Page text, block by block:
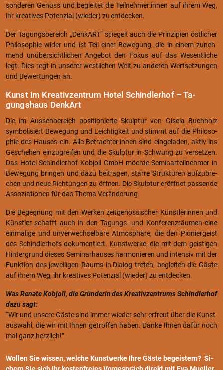
son­de­ren Ge­nuss und be­glei­tet die Teil­neh­mer:innen auf ihrem Weg,
ihr krea­ti­ves Po­ten­zi­al (wie­der) zu ent­de­cken.
Der Ta­gungs­be­reich „Den­kART“ spie­gelt auch die Prin­zi­pi­en öst­li­cher
Phi­lo­so­phie wider und ist Teil einer Be­we­gung, die in einem zu­neh­
mend un­über­sicht­li­chen An­ge­bot den Fokus auf das We­sent­li­che
legt. Dies regt in un­se­rer west­li­chen Welt zu an­de­ren Wert­set­zun­gen
und Be­wer­tun­gen an.
Kunst im Krea­tiv­zen­trum Hotel Schind­ler­hof – Ta­
gungs­haus Den­kArt
Die im Aus­sen­be­reich po­si­tio­nier­te Skulp­tur von Gi­se­la Buch­holz
sym­bo­li­siert Be­we­gung und Leich­tig­keit und stimmt auf die Phi­lo­so­
phie des Hau­ses ein. Alle Be­trach­ter:innen sind ein­ge­la­den, aktiv ins
Ge­sche­hen ein­zu­grei­fen und die Skulp­tur in Schwung zu ver­set­zen.
Das Hotel Schind­ler­hof Kob­joll GmbH möch­te Se­mi­nar­teil­neh­mer in
Be­we­gung brin­gen und dazu bei­tra­gen, star­re Struk­tu­ren auf­zu­bre­
chen und neue Rich­tun­gen zu öff­nen. Die Skulp­tur er­öff­net pas­sen­de
As­so­zia­tio­nen für das Thema Ver­än­de­rung.
Die Be­geg­nung mit den Wer­ken zeit­ge­nös­si­scher Künst­le­rin­nen und
Künst­ler schafft auch in den Ta­gungs- und Kon­fe­renz­räu­men eine
ein­ma­li­ge und un­ver­wech­sel­ba­re At­mo­sphä­re, die den Pio­nier­geist
des Schind­ler­hofs do­ku­men­tiert. Kunst­wer­ke, die mit dem geis­ti­gen
Hin­ter­grund die­ses Se­mi­nar­hau­ses har­mo­nie­ren und in­ten­siv mit der
Funk­ti­on des je­wei­li­gen Raums in Dia­log tre­ten, be­glei­ten die Gäste
auf ihrem Weg, ihr krea­ti­ves Po­ten­zi­al (wie­der) zu ent­de­cken.
Was Re­na­te Kob­joll, die Grün­de­rin des Krea­tiv­zen­trums Schind­ler­hof
dazu sagt:
“Wir und un­se­re Gäste sind immer wie­der sehr er­freut über die Kunst­
aus­wahl, die wir mit Ihnen ge­trof­fen haben. Danke Ihnen dafür noch
mal ganz herz­lich!”
Wol­len Sie wis­sen, wel­che Kunst­wer­ke Ihre Gäste be­geis­tern? Si­